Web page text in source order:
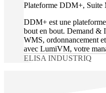
Plateforme DDM+, Suite
DDM+ est une
bout en bout. Demand &
WMS, ordonnancement
avec LumiVM, votre
ELISA INDUSTRIQ